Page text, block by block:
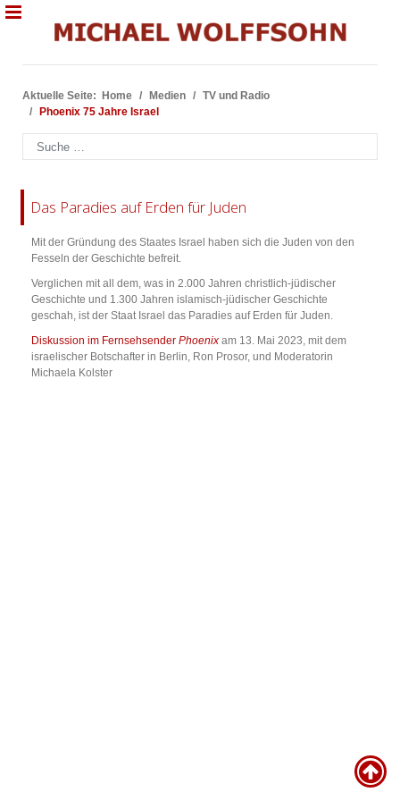
Aktuelle Seite: Home Medien
TV und Radio
Phoenix 75 Jahre Israel
Suchen
Das Paradies auf Erden für Juden
Mit der Gründung des Staates Israel haben sich die Juden von den
Fesseln der Geschichte befreit.
Verglichen mit all dem, was in 2.000 Jahren christlich-jüdischer
Geschichte und 1.300 Jahren islamisch-jüdischer Geschichte
geschah, ist der Staat Israel das Paradies auf Erden für Juden.
Diskussion im Fernsehsender Phoenix am 13. Mai 2023, mit dem
israelischer Botschafter in Berlin, Ron Prosor, und Moderatorin
Michaela Kolster